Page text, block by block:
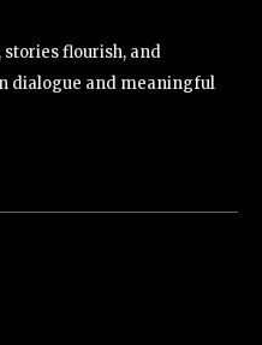
stories flourish, and
dialogue and meaningful